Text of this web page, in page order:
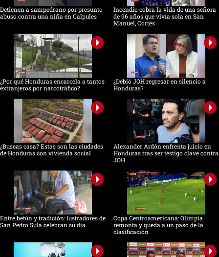
Detienen a sampedrano por presunto
abuso contra una niña en Calpules
Incendio cobra la vida de una señora
de 96 años que vivía sola en San
Manuel, Cortés
¿Por qué Honduras encarcela a tantos
extranjeros por narcotráfico?
¿Debió JOH regresar en silencio a
Honduras?
¿Buscas casa? Estas son las ciudades
de Honduras con vivienda social
Alexander Ardón enfrenta juicio en
Honduras tras ser testigo clave contra
JOH
Entre betún y tradición: lustradores de
San Pedro Sula celebran su día
Copa Centroamericana: Olimpia
remonta y queda a un paso de la
clasificación